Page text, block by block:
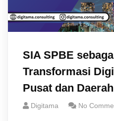
SIA SPBE
Transformasi
Pusat dan Daerah
Digitama No